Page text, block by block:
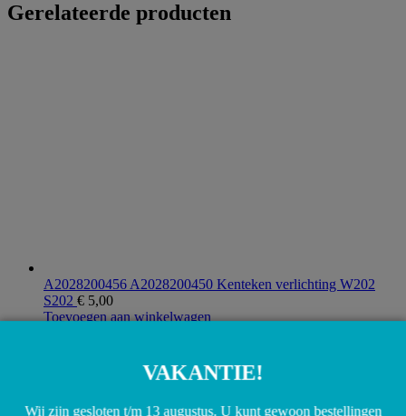
Gerelateerde producten
A2028200456 A2028200450 Kenteken verlichting W202
S202 € 5,00
Toevoegen aan winkelwagen
VAKANTIE!
Wij zijn gesloten t/m 13 augustus. U kunt gewoon bestellingen